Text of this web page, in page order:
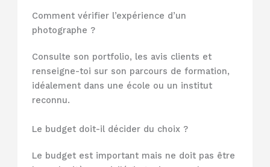
Comment vérifier l’expérience d’un
photographe ?
Consulte son portfolio, les avis clients et
renseigne-toi sur son parcours de formation,
idéalement dans une école ou un institut
reconnu.
Le budget doit-il décider du choix ?
Le budget est important mais ne doit pas être